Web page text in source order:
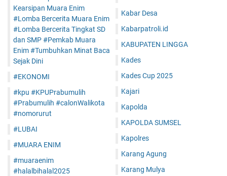
Kearsipan Muara Enim
#Lomba Bercerita Muara Enim
#Lomba Bercerita Tingkat SD
dan SMP #Pemkab Muara
Enim #Tumbuhkan Minat Baca
Sejak Dini
#EKONOMI
#kpu #KPUPrabumulih
#Prabumulih #calonWalikota
#nomorurut
#LUBAI
#MUARA ENIM
#muaraenim
#halalbihalal2025
Kabar Desa
Kabarpatroli.id
KABUPATEN LINGGA
Kades
Kades Cup 2025
Kajari
Kapolda
KAPOLDA SUMSEL
Kapolres
Karang Agung
Karang Mulya